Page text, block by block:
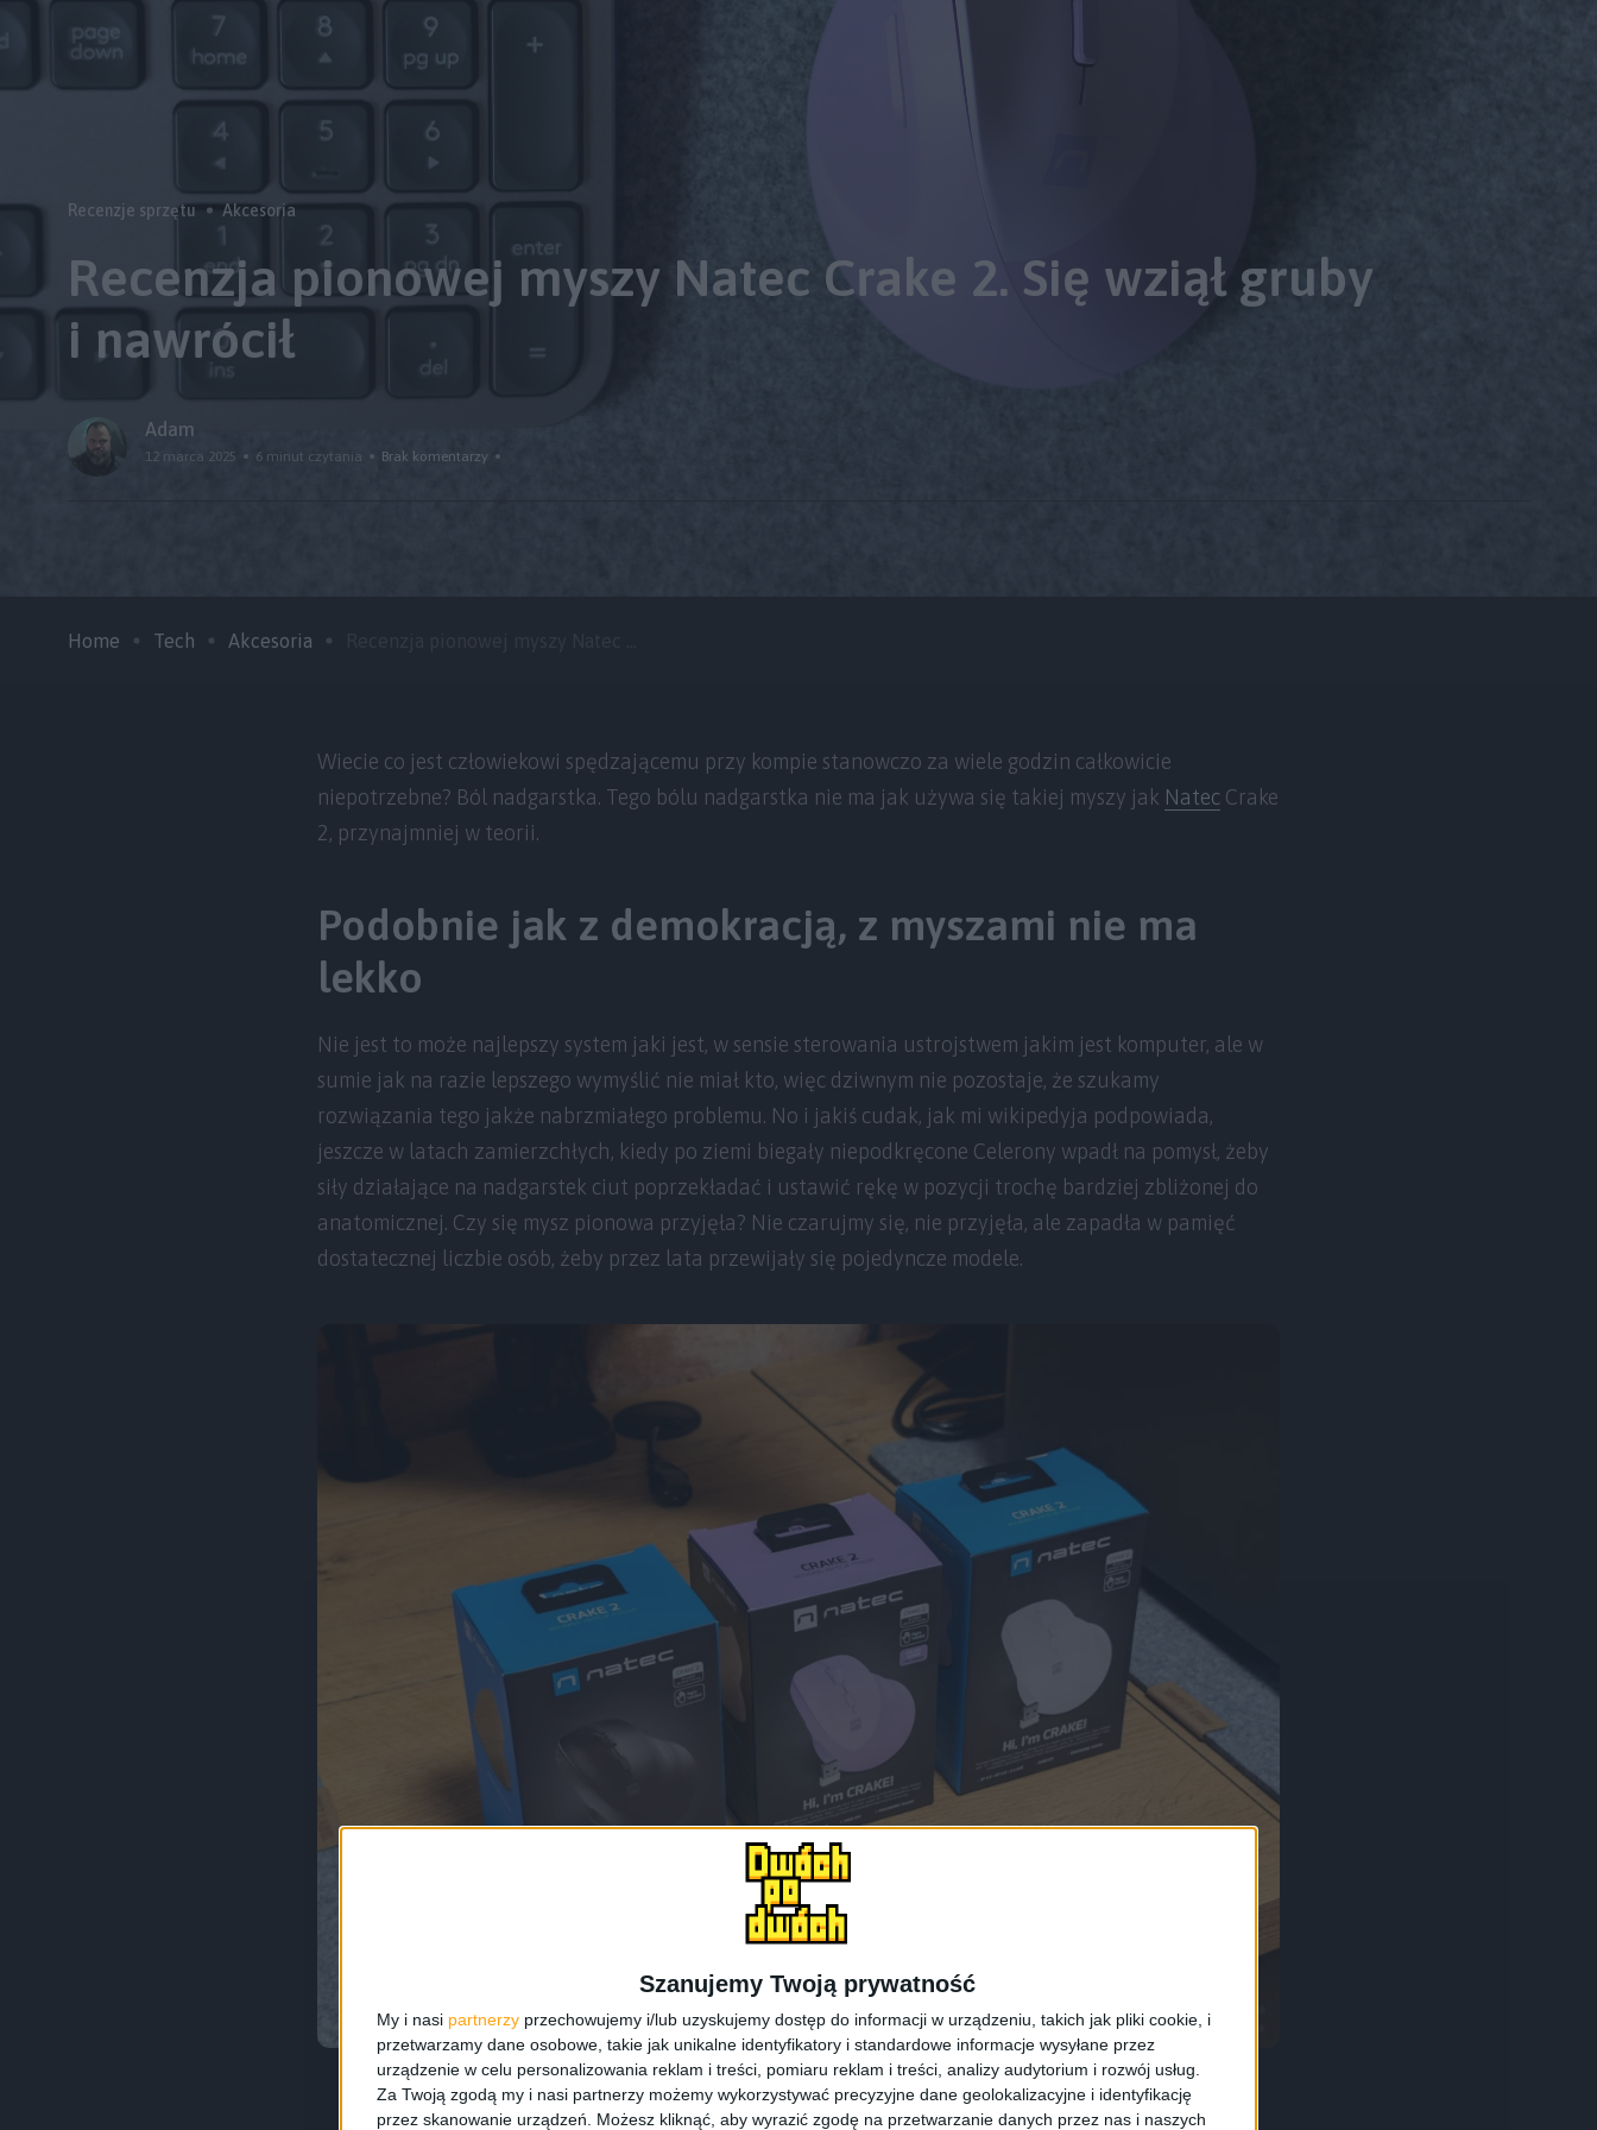
Szanujemy Twoją prywatność
My i nasi partnerzy przechowujemy i/lub uzyskujemy dostęp do informacji w urządzeniu, takich jak pliki cookie, i
przetwarzamy dane osobowe, takie jak unikalne identyfikatory i standardowe informacje wysyłane przez
urządzenie w celu personalizowania reklam i treści, pomiaru reklam i treści, analizy audytorium i rozwój usług.
Za Twoją zgodą my i nasi partnerzy możemy wykorzystywać precyzyjne dane geolokalizacyjne i identyfikację
przez skanowanie urządzeń. Możesz kliknąć, aby wyrazić zgodę na przetwarzanie danych przez nas i naszych
Recenzje sprzętu Akcesoria
Recenzja pionowej myszy Natec Crake 2. Się wziął gruby
i nawrócił
Adam
12 marca 2025 6 minut czytania Brak komentarzy
Home Tech Akcesoria
Wiecie co jest człowiekowi spędzającemu przy kompie stanowczo za wiele godzin całkowicie
niepotrzebne? Ból nadgarstka. Tego bólu nadgarstka nie ma jak używa się takiej myszy jak Natec Crake
2, przynajmniej w teorii.
Podobnie jak z demokracją, z myszami nie ma
lekko
Nie jest to może najlepszy system jaki jest, w sensie sterowania ustrojstwem jakim jest komputer, ale w
sumie jak na razie lepszego wymyślić nie miał kto, więc dziwnym nie pozostaje, że szukamy
rozwiązania tego jakże nabrzmiałego problemu. No i jakiś cudak, jak mi wikipedyja podpowiada,
jeszcze w latach zamierzchłych, kiedy po ziemi biegały niepodkręcone Celerony wpadł na pomysł, żeby
siły działające na nadgarstek ciut poprzekładać i ustawić rękę w pozycji trochę bardziej zbliżonej do
anatomicznej. Czy się mysz pionowa przyjęła? Nie czarujmy się, nie przyjęła, ale zapadła w pamięć
dostatecznej liczbie osób, żeby przez lata przewijały się pojedyncze modele.
Natec Crake 2 w trzech kolorach